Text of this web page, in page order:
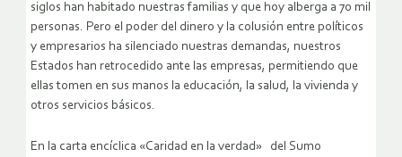
siglos han habitado nuestras familias y que hoy alberga a 70 mil
personas. Pero el poder del dinero y la colusión entre políticos
y empresarios ha silenciado nuestras demandas, nuestros
Estados han retrocedido ante las empresas, permitiendo que
ellas tomen en sus manos la educación, la salud, la vivienda y
otros servicios básicos.
En la carta encíclica «Caridad en la verdad» del Sumo